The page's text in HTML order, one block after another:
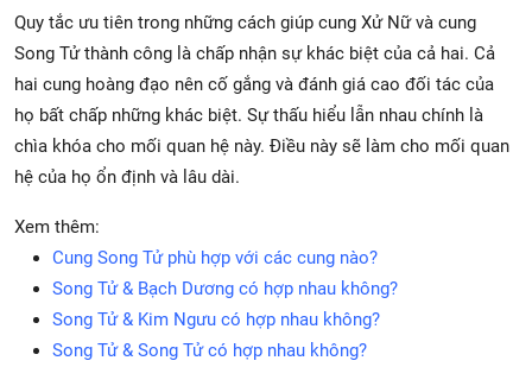
Quy tắc ưu tiên trong những cách giúp cung Xử Nữ và cung
Song Tử thành công là chấp nhận sự khác biệt của cả hai. Cả
hai cung hoàng đạo nên cố gắng và đánh giá cao đối tác của
họ bất chấp những khác biệt. Sự thấu hiểu lẫn nhau chính là
chìa khóa cho mối quan hệ này. Điều này sẽ làm cho mối quan
hệ của họ ổn định và lâu dài.
Xem thêm:
Cung Song Tử phù hợp với các cung nào?
Song Tử & Bạch Dương có hợp nhau không?
Song Tử & Kim Ngưu có hợp nhau không?
Song Tử & Song Tử có hợp nhau không?